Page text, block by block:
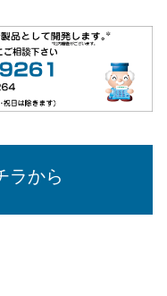
ラから